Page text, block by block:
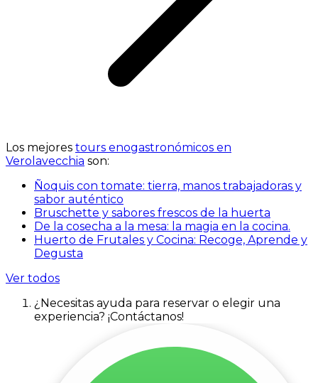
Los mejores tours enogastronómicos en
Verolavecchia son:
Ñoquis con tomate: tierra, manos trabajadoras y
sabor auténtico
Bruschette y sabores frescos de la huerta
De la cosecha a la mesa: la magia en la cocina.
Huerto de Frutales y Cocina: Recoge, Aprende y
Degusta
Ver todos
¿Necesitas ayuda para reservar o elegir una
experiencia? ¡Contáctanos!